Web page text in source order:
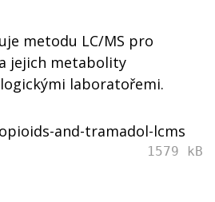
metodu LC/MS pro
a jejich metabolity
laboratořemi.
and-tramadol-lcms
1579 kB